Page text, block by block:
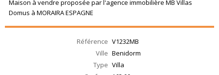
Maison à vendre proposée par l'agence immobilière MB Villas
Domus à MORAIRA ESPAGNE
Référence V1232MB
Ville Benidorm
Type Villa